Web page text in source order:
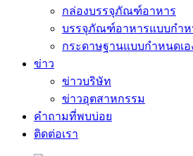
กล่องบรรจุภัณฑ์อาหาร
บรรจุภัณฑ์อาหารแบบกำห
กระดาษฐานแบบกำหนดเอ
ข่าว
ข่าวบริษัท
ข่าวอุตสาหกรรม
คำถามที่พบบ่อย
ติดต่อเรา